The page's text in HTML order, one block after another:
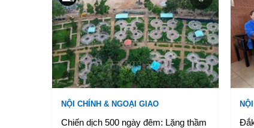
NỘI CHÍNH & NGOẠI GIAO
Chiến dịch 500 ngày đêm: Lặng thầm